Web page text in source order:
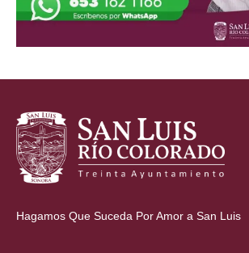
Hagamos Que Suceda Por Amor a San Luis